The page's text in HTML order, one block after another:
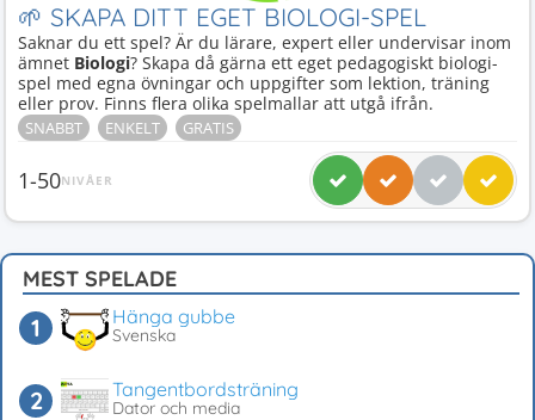
🌱 SKAPA DITT EGET BIOLOGI-SPEL
Saknar du ett spel? Är du lärare, expert eller undervisar inom
ämnet Biologi? Skapa då gärna ett eget pedagogiskt biologi-
spel med egna övningar och uppgifter som lektion, träning
eller prov. Finns flera olika spelmallar att utgå ifrån.
SNABBT ENKELT GRATIS
1-50NIVÅER
MEST SPELADE
Hänga gubbe
Svenska
Tangentbordsträning
Dator och media